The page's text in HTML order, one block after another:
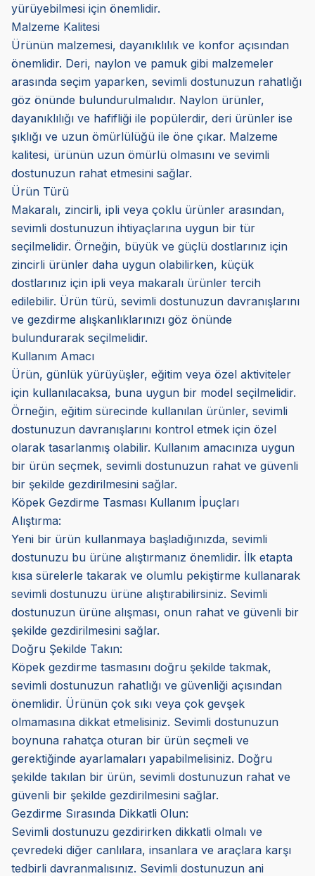
yürüyebilmesi için önemlidir.
Malzeme Kalitesi
Ürünün malzemesi, dayanıklılık ve konfor açısından
önemlidir. Deri, naylon ve pamuk gibi malzemeler
arasında seçim yaparken, sevimli dostunuzun rahatlığı
göz önünde bulundurulmalıdır. Naylon ürünler,
dayanıklılığı ve hafifliği ile popülerdir, deri ürünler ise
şıklığı ve uzun ömürlülüğü ile öne çıkar. Malzeme
kalitesi, ürünün uzun ömürlü olmasını ve sevimli
dostunuzun rahat etmesini sağlar.
Ürün Türü
Makaralı, zincirli, ipli veya çoklu ürünler arasından,
sevimli dostunuzun ihtiyaçlarına uygun bir tür
seçilmelidir. Örneğin, büyük ve güçlü dostlarınız için
zincirli ürünler daha uygun olabilirken, küçük
dostlarınız için ipli veya makaralı ürünler tercih
edilebilir. Ürün türü, sevimli dostunuzun davranışlarını
ve gezdirme alışkanlıklarınızı göz önünde
bulundurarak seçilmelidir.
Kullanım Amacı
Ürün, günlük yürüyüşler, eğitim veya özel aktiviteler
için kullanılacaksa, buna uygun bir model seçilmelidir.
Örneğin, eğitim sürecinde kullanılan ürünler, sevimli
dostunuzun davranışlarını kontrol etmek için özel
olarak tasarlanmış olabilir. Kullanım amacınıza uygun
bir ürün seçmek, sevimli dostunuzun rahat ve güvenli
bir şekilde gezdirilmesini sağlar.
Köpek Gezdirme Tasması Kullanım İpuçları
Alıştırma:
Yeni bir ürün kullanmaya başladığınızda, sevimli
dostunuzu bu ürüne alıştırmanız önemlidir. İlk etapta
kısa sürelerle takarak ve olumlu pekiştirme kullanarak
sevimli dostunuzu ürüne alıştırabilirsiniz. Sevimli
dostunuzun ürüne alışması, onun rahat ve güvenli bir
şekilde gezdirilmesini sağlar.
Doğru Şekilde Takın:
Köpek gezdirme tasmasını doğru şekilde takmak,
sevimli dostunuzun rahatlığı ve güvenliği açısından
önemlidir. Ürünün çok sıkı veya çok gevşek
olmamasına dikkat etmelisiniz. Sevimli dostunuzun
boynuna rahatça oturan bir ürün seçmeli ve
gerektiğinde ayarlamaları yapabilmelisiniz. Doğru
şekilde takılan bir ürün, sevimli dostunuzun rahat ve
güvenli bir şekilde gezdirilmesini sağlar.
Gezdirme Sırasında Dikkatli Olun:
Sevimli dostunuzu gezdirirken dikkatli olmalı ve
çevredeki diğer canlılara, insanlara ve araçlara karşı
tedbirli davranmalısınız. Sevimli dostunuzun ani